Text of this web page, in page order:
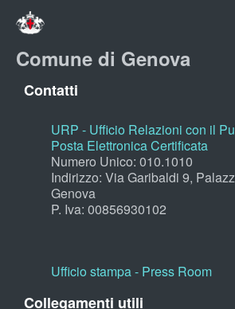
Comune di Genova
Contatti
URP - Ufficio Relazioni con il
Posta Elettronica Certificata
Numero Unico: 010.1010
Indirizzo: Via Garibaldi 9,
Genova
P. Iva: 00856930102
Ufficio stampa - Press Room
Collegamenti utili